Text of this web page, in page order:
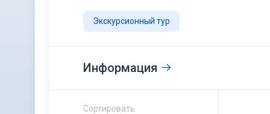
Экскурсионный тур
Информация
Сортировать